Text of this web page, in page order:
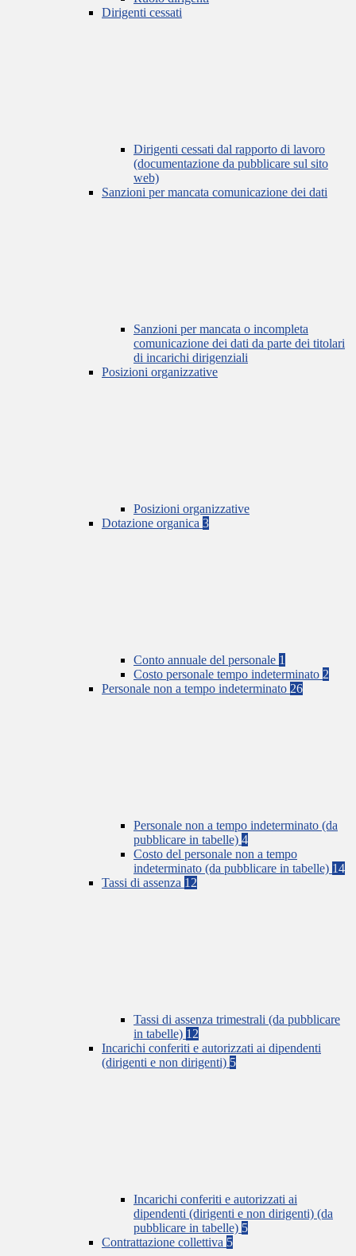
Dirigenti cessati
Dirigenti cessati dal rapporto di lavoro
(documentazione da pubblicare sul sito
web)
Sanzioni per mancata comunicazione dei dati
Sanzioni per mancata o incompleta
comunicazione dei dati da parte dei titolari
di incarichi dirigenziali
Posizioni organizzative
Posizioni organizzative
Dotazione organica 3
Conto annuale del personale 1
Costo personale tempo indeterminato 2
Personale non a tempo indeterminato 26
Personale non a tempo indeterminato (da
pubblicare in tabelle) 4
Costo del personale non a tempo
indeterminato (da pubblicare in tabelle) 14
Tassi di assenza 12
Tassi di assenza trimestrali (da pubblicare
in tabelle) 12
Incarichi conferiti e autorizzati ai dipendenti
(dirigenti e non dirigenti) 5
Incarichi conferiti e autorizzati ai
dipendenti (dirigenti e non dirigenti) (da
pubblicare in tabelle) 5
Contrattazione collettiva 5